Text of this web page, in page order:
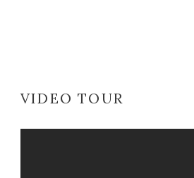
VIDEO TOUR